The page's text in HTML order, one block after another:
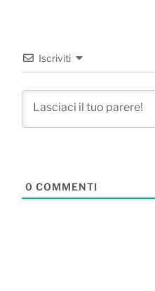
Iscriviti
0 COMMENTI